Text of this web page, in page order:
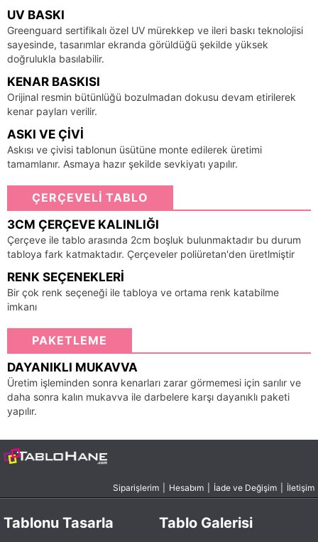
UV BASKI
Greenguard sertifikalı özel UV mürekkep ve ileri baskı teknolojisi
sayesinde, tasarımlar ekranda görüldüğü şekilde yüksek
doğrulukla basılabilir.
KENAR BASKISI
Orijinal resmin bütünlüğü bozulmadan dokusu devam etirilerek
kenar payları verilir.
ASKI VE ÇIVI
Askısı ve çivisi tablonun üsütüne monte edilerek üretimi
tamamlanır. Asmaya hazır şekilde sevkiyatı yapılır.
ÇERÇEVELİ TABLO
3CM ÇERÇEVE KALINLIĞI
Çerçeve ile tablo arasında 2cm boşluk bulunmaktadır bu durum
tabloya fark katmaktadır. Çerçeveler poliüretan'den üretlmiştir
RENK SEÇENEKLERI
Bir çok renk seçeneği ile tabloya ve ortama renk katabilme
imkanı
PAKETLEME
DAYANIKLI MUKAVVA
Üretim işleminden sonra kenarları zarar görmemesi için sarılır ve
daha sonra kalın mukavva ile darbelere karşı dayanıklı paketi
yapılır.
Siparişlerim Hesabım İade ve Değişim İletişim
Tablonu Tasarla Tablo Galerisi